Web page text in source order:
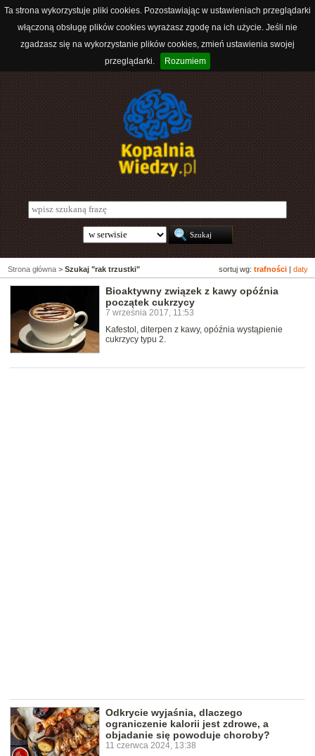
Ta strona wykorzystuje pliki cookies. Pozostawiając w ustawieniach przeglądarki
włączoną obsługę plików cookies wyrażasz zgodę na ich użycie. Jeśli nie
zgadzasz się na wykorzystanie plików cookies, zmień ustawienia swojej
przeglądarki.
Rozumiem
sortuj wg: trafności daty
Strona główna > Szukaj "rak trzustki"
Bioaktywny związek z kawy opóźnia
początek cukrzycy
7 września 2017, 11:53
Kafestol, diterpen z kawy, opóźnia wystąpienie
cukrzycy typu 2.
Odkrycie wyjaśnia, dlaczego
ograniczenie kalorii jest zdrowe, a
objadanie się powoduje choroby?
11 czerwca 2024, 13:38